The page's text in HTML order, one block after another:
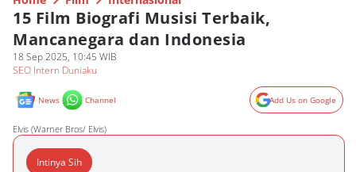
15 Film Biografi Musisi Terbaik,
Mancanegara dan Indonesia
18 Sep 2025, 10:45 WIB
SEO Intern Duniaku
News Channel Add Us on Google
Elvis (Warner Bros/ Elvis)
Intinya Sih